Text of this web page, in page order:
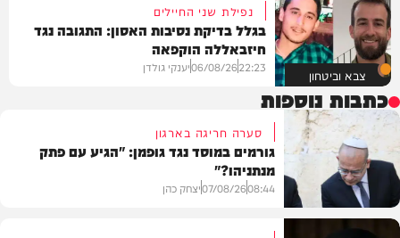
צבא וביטחון
נפילת שני החיילים
בגלל בדיקת נסיבות האסון: התגובה נגד
חיזבאללה הוקפאה
22:23
06/08/26יענקי גולדן
כתבות נוספות
סערה חריגה בארגון
גורמים במוסד נגד גופמן: "הגיע עם פתק
מנתניהו?"
08:44
07/08/26יצחק כהן